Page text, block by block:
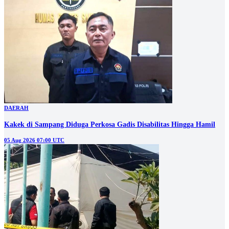
DAERAH
Kakek di Sampang Diduga Perkosa Gadis Disabilitas Hingga Hamil
05 Aug 2026 07:00 UTC